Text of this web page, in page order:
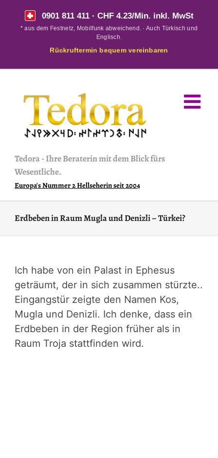
0901 811 411· CHF 4.23/Min. inkl. MwSt
* aus dem Festnetz, Mobilfunk abweichend. · Auch Türkisch und
Englisch.
Rückruftermin bequem vereinbaren
Tedora-Ihre Beraterin mit dem Blick fürs
Wesentliche.
Europa's Nummer 2 Hellseherin seit 2004
Erdbeben in Raum Mugla und Denizli – Türkei?
Ich habe von ein Palast in Ephesus
geträumt, der in sich zusammen stürzte..
Eingangstür zeigte den Namen Kos,
Mugla und Denizli. Ich denke, dass ein
Erdbeben in der Region früher als in
Raum Troja stattfinden wird.